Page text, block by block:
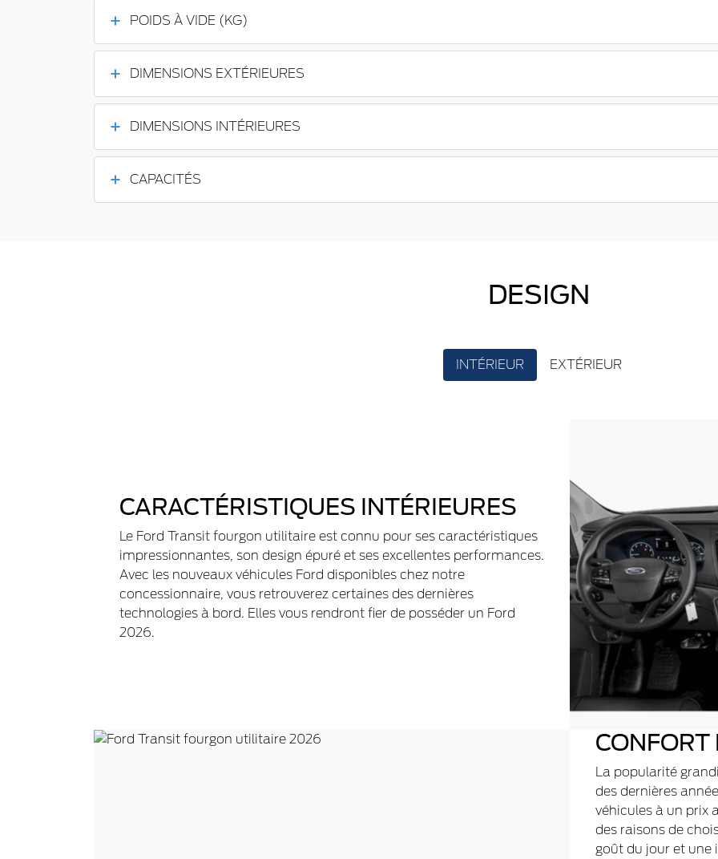
POIDS À VIDE (KG)
DIMENSIONS EXTÉRIEURES
DIMENSIONS INTÉRIEURES
CAPACITÉS
DESIGN
INTÉRIEUR EXTÉRIEUR
CARACTÉRISTIQUES INTÉRIEURES
Le Ford Transit fourgon utilitaire est connu pour ses caractéristiques
impressionnantes, son design épuré et ses excellentes performances.
Avec les nouveaux véhicules Ford disponibles chez notre
concessionnaire, vous retrouverez certaines des dernières
technologies à bord. Elles vous rendront fier de posséder un Ford
2026.
CONFORT
La popularité
des dernières
véhicules à un prix
des raisons de
goût du jour et